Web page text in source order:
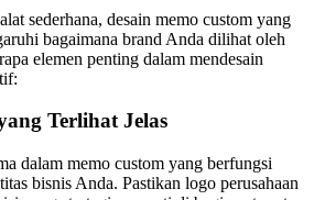
sederhana, desain memo custom yang
bagaimana brand Anda dilihat oleh
elemen penting dalam mendesain
Terlihat Jelas
dalam memo custom yang berfungsi
bisnis Anda. Pastikan logo perusahaan